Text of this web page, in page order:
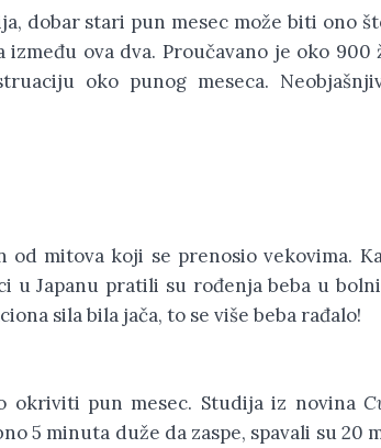
dobar stari pun mesec može biti ono
ova dva. Proučavano je oko 900
oko punog meseca.
mitova koji se prenosio vekovima.
u Japanu pratili su rođenja beba u
sila bila jača, to se više beba rađalo!
okriviti pun mesec. Studija iz novina
5 minuta duže da zaspe, spavali su 20